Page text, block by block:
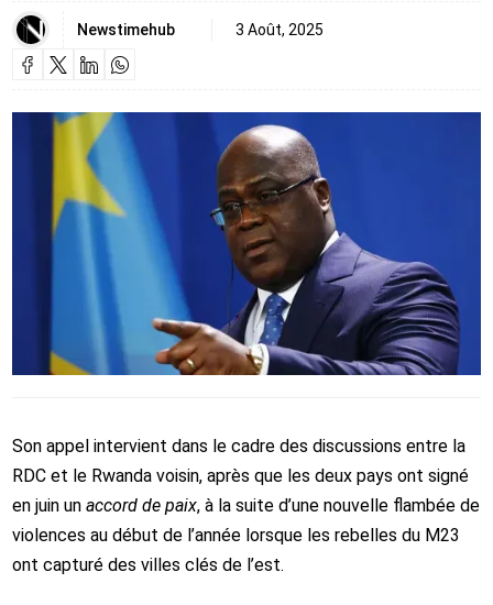
Newstimehub 3 Août, 2025
Son appel intervient dans le cadre des discussions entre la
RDC et le Rwanda voisin, après que les deux pays ont signé
en juin un accord de paix, à la suite d’une nouvelle flambée de
violences au début de l’année lorsque les rebelles du M23
ont capturé des villes clés de l’est.